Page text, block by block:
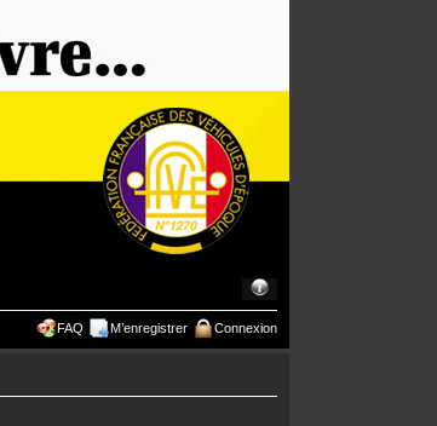
FAQ M’enregistrer Connexion